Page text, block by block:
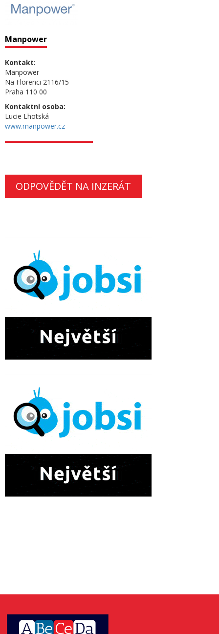
Manpower
Kontakt:
Manpower
Na Florenci 2116/15
Praha 110 00
Kontaktní osoba:
Lucie Lhotská
www.manpower.cz
ODPOVĚDĚT NA INZERÁT